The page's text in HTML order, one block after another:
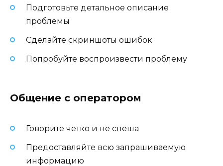
Подготовьте детальное описание
проблемы
Сделайте скриншоты ошибок
Попробуйте воспроизвести проблему
Общение с оператором
Говорите четко и не спеша
Предоставляйте всю запрашиваемую
информацию